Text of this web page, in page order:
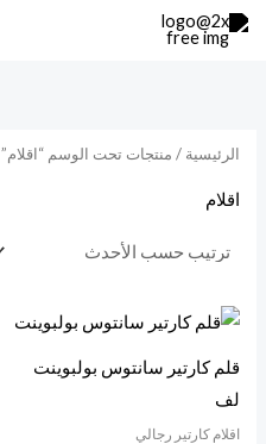
تخطي
الرئيسية / منتجات تحت الوسم “اقلام”
اقلام
قلم كارتير سانتوس بولبوينت
لف
اقلام كارتير رجالي